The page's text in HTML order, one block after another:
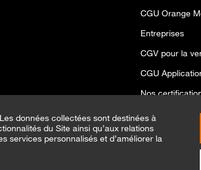
données collectées sont destinées à
du Site ainsi qu’aux relations
services personnalisés et d’améliorer la
CGU Orange
Entreprises
CGV pour la
CGU
Nos
Conditions
CGU ONE VIP